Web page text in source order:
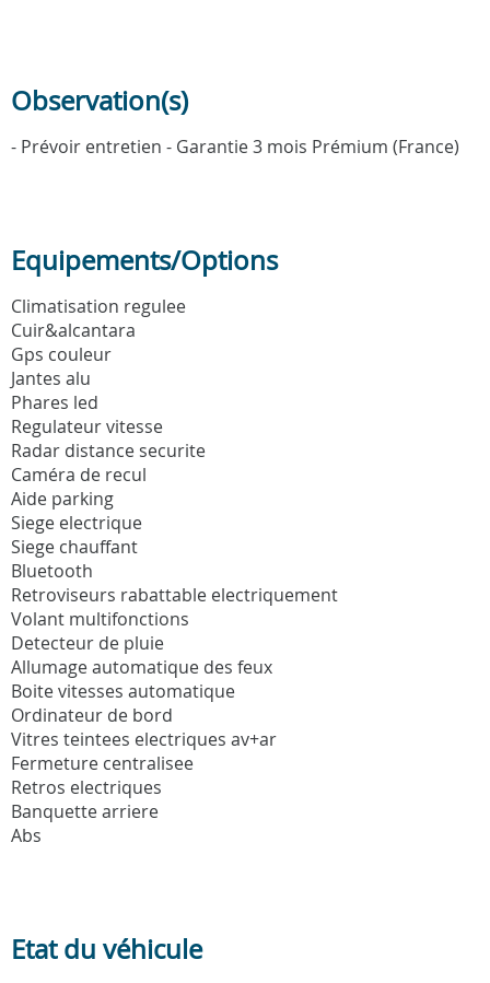
Observation(s)
- Prévoir entretien - Garantie 3 mois Prémium (France)
Equipements/Options
Climatisation regulee
Cuir&alcantara
Gps couleur
Jantes alu
Phares led
Regulateur vitesse
Radar distance securite
Caméra de recul
Aide parking
Siege electrique
Siege chauffant
Bluetooth
Retroviseurs rabattable electriquement
Volant multifonctions
Detecteur de pluie
Allumage automatique des feux
Boite vitesses automatique
Ordinateur de bord
Vitres teintees electriques av+ar
Fermeture centralisee
Retros electriques
Banquette arriere
Abs
Etat du véhicule